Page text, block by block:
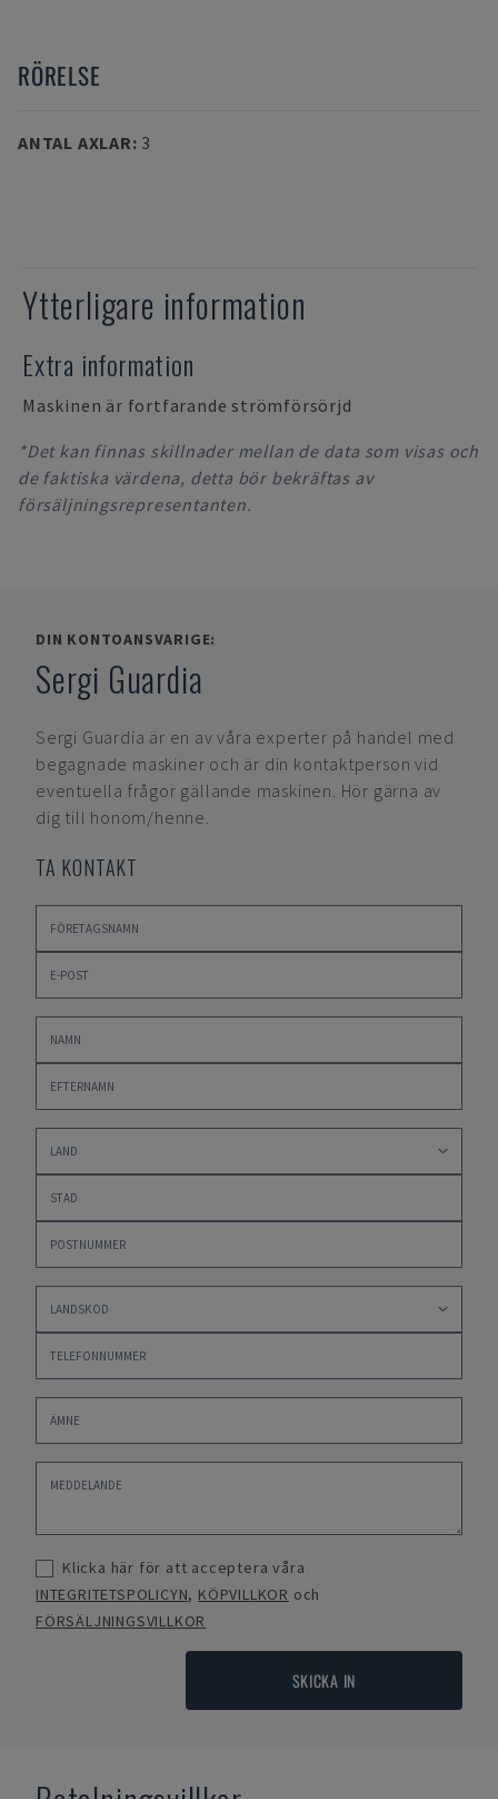
RÖRELSE
ANTAL AXLAR: 3
Ytterligare information
Extra information
Maskinen är fortfarande strömförsörjd
*Det kan finnas skillnader mellan de data som visas och
de faktiska värdena, detta bör bekräftas av
försäljningsrepresentanten.
DIN KONTOANSVARIGE:
Sergi Guardia
Sergi Guardia är en av våra experter på handel med
begagnade maskiner och är din kontaktperson vid
eventuella frågor gällande maskinen. Hör gärna av
dig till honom/henne.
TA KONTAKT
Klicka här för att acceptera våra
INTEGRITETSPOLICYN, KÖPVILLKOR och
FÖRSÄLJNINGSVILLKOR
SKICKA IN